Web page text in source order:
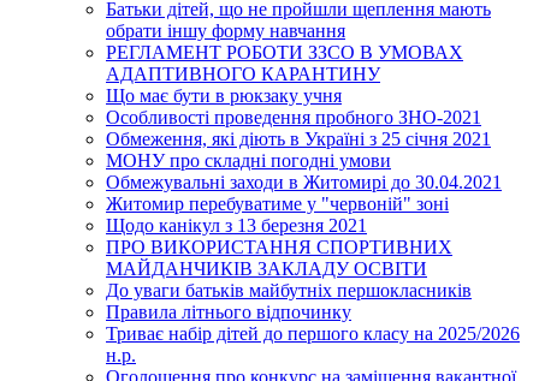
Батьки дітей, що не пройшли щеплення мають
обрати іншу форму навчання
РЕГЛАМЕНТ РОБОТИ ЗЗСО В УМОВАХ
АДАПТИВНОГО КАРАНТИНУ
Що має бути в рюкзаку учня
Особливості проведення пробного ЗНО-2021
Обмеження, які діють в Україні з 25 січня 2021
МОНУ про складні погодні умови
Обмежувальні заходи в Житомирі до 30.04.2021
Житомир перебуватиме у "червоній" зоні
Щодо канікул з 13 березня 2021
ПРО ВИКОРИСТАННЯ СПОРТИВНИХ
МАЙДАНЧИКІВ ЗАКЛАДУ ОСВІТИ
До уваги батьків майбутніх першокласників
Правила літнього відпочинку
Триває набір дітей до першого класу на 2025/2026
н.р.
Оголошення про конкурс на заміщення вакантної